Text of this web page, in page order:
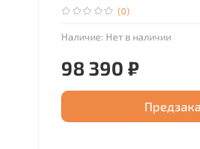
(0)
Наличие: Нет в наличии
98 390 ₽